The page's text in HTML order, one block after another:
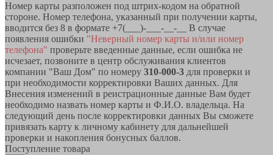
Номер карты разположен под штрих-кодом на обратной
стороне. Номер телефона, указанный при получении карты,
вводится без 8 в формате +7(___)-___-__-__ В случае
появления ошибки "Неверный номер карты и/или номер
телефона" проверьте введенные данные, если ошибка не
исчезает, позвоните в центр обслуживания клиентов
компании "Ваш Дом" по номеру 310-000-3 для проверки и
при необходимости корректировки Ваших данных. Для
Внесения изменений в реистрационные данные Вам будет
необходимо назвать номер карты и Ф.И.О. владельца. На
следующий день после корректировки данных Вы сможете
привязать карту к личному кабинету для дальнейшей
проверки и накопления бонусных баллов.
Поступление товара